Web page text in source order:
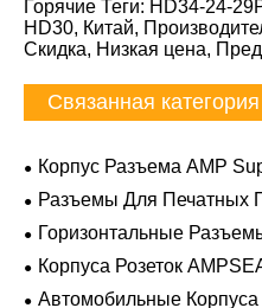
Горячие Теги: HD34-24-
HD30, Китай,
Скидка, Низкая цена,
Связанная категория
Корпус Разъема AMP
Разъемы Для Печатных
Горизонтальные
AMPSEAL
Корпуса Розеток
Автомобильные Корпуса